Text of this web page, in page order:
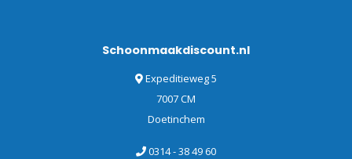
Schoonmaakdiscount.nl
Expeditieweg 5
7007 CM
Doetinchem
0314 - 38 49 60